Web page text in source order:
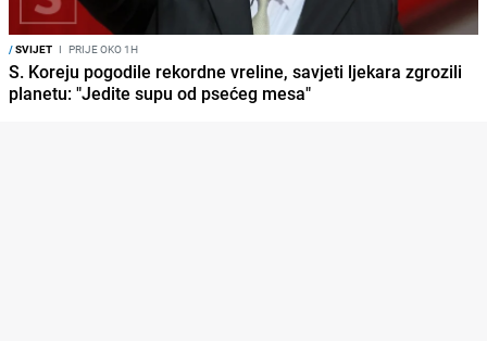
/SVIJET I PRIJE OKO 1H
S. Koreju pogodile rekordne vreline, savjeti ljekara zgrozili
planetu: "Jedite supu od psećeg mesa"